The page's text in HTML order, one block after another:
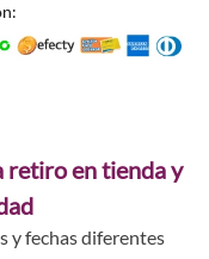
en tienda y
y fechas diferentes